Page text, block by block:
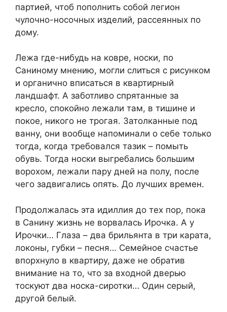
партией, чтоб пополнить собой легион
чулочно-носочных изделий, рассеянных по
дому.
Лежа где-нибудь на ковре, носки, по
Саниному мнению, могли слиться с рисунком
и органично вписаться в квартирный
ландшафт. А заботливо спрятанные за
кресло, спокойно лежали там, в тишине и
покое, никого не трогая. Затолканные под
ванну, они вообще напоминали о себе только
тогда, когда требовался тазик – помыть
обувь. Тогда носки выгребались большим
ворохом, лежали пару дней на полу, после
чего задвигались опять. До лучших времен.
Продолжалась эта идиллия до тех пор, пока
в Санину жизнь не ворвалась Ирочка. А у
Ирочки… Глаза – два брильянта в три карата,
локоны, губки – песня… Семейное счастье
впорхнуло в квартиру, даже не обратив
внимание на то, что за входной дверью
тоскуют два носка-сиротки… Один серый,
другой белый.